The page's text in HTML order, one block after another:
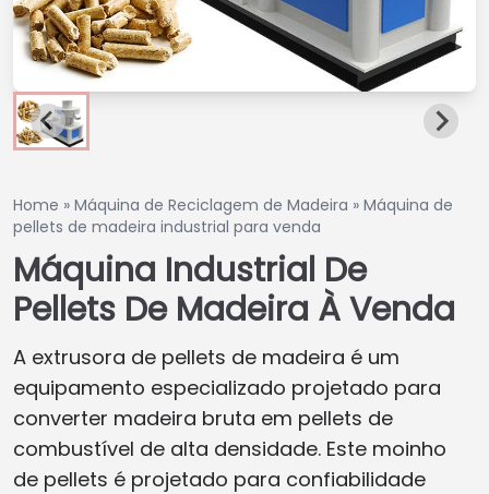
Home » Máquina de Reciclagem de Madeira » Máquina de
pellets de madeira industrial para venda
Máquina Industrial De
Pellets De Madeira À Venda
A extrusora de pellets de madeira é um
equipamento especializado projetado para
converter madeira bruta em pellets de
combustível de alta densidade. Este moinho
de pellets é projetado para confiabilidade